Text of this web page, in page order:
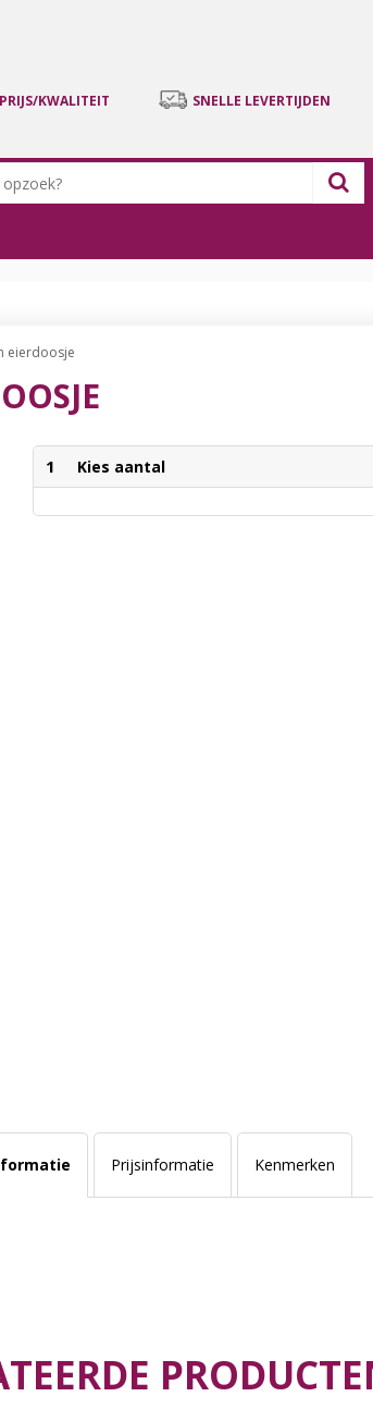
KWALITEIT SNELLE LEVERTIJDEN
eierdoosje
1 Kies aantal
Prijsinformatie Kenmerken